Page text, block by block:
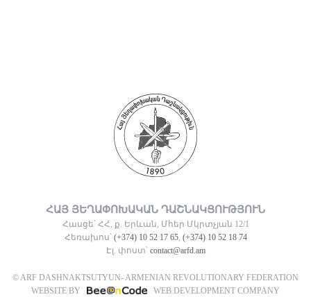
ՀԱՅ ՅԵՂԱՓՈԽԱԿԱՆ ԴԱՇՆԱԿՑՈՒԹՅՈՒՆ
Հասցե՝ ՀՀ, ք. Երևան, Մհեր Մկրտչյան 12/1
Հեռախոս՝ (+374) 10 52 17 65, (+374) 10 52 18 74
Էլ. փոստ՝ contact@arfd.am
© ARF DASHNAKTSUTYUN- ARMENIAN REVOLUTIONARY FEDERATION
WEBSITE BY
WEB DEVELOPMENT COMPANY